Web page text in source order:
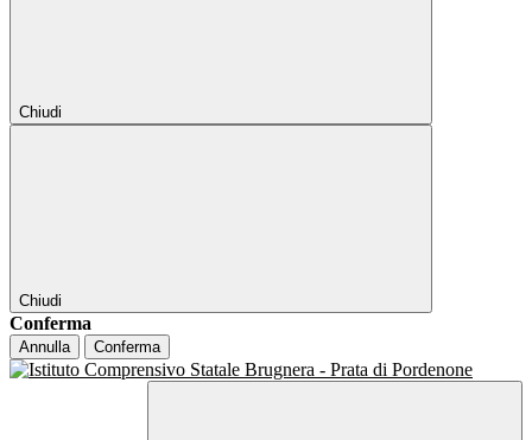
Chiudi
Chiudi
Conferma
Annulla Conferma